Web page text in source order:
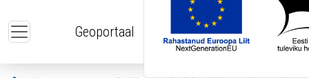
Geoportaal